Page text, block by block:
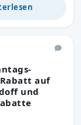
auf
und